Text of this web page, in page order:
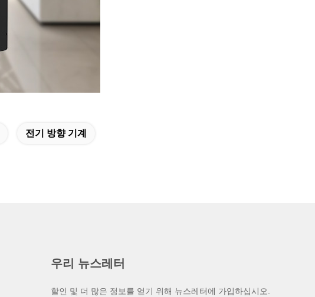
전기 방향 기계
우리 뉴스레터
할인 및 더 많은 정보를 얻기 위해 뉴스레터에 가입하십시오.